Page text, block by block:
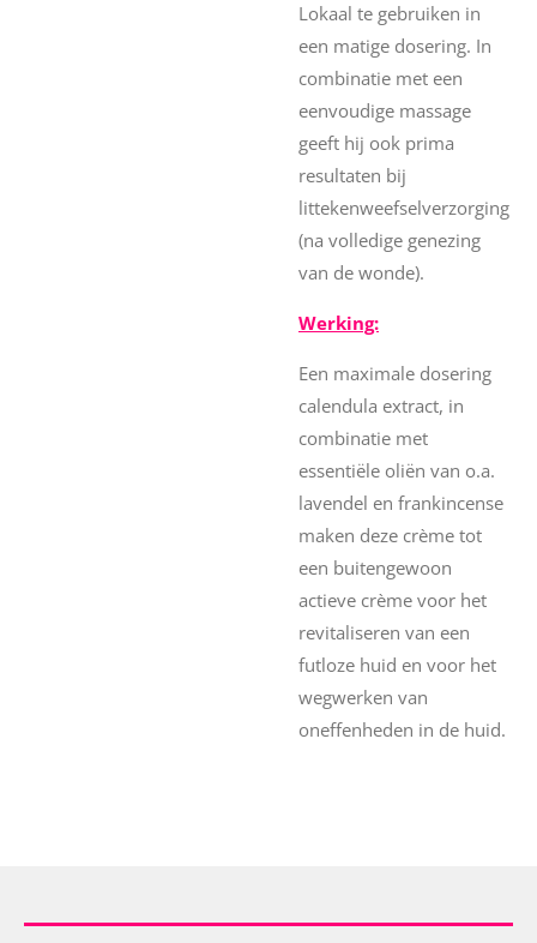
Lokaal te gebruiken in
een matige dosering. In
combinatie met een
eenvoudige massage
geeft hij ook prima
resultaten bij
littekenweefselverzorging
(na volledige genezing
van de wonde).
Werking:
Een maximale dosering
calendula extract, in
combinatie met
essentiële oliën van o.a.
lavendel en frankincense
maken deze crème tot
een buitengewoon
actieve crème voor het
revitaliseren van een
futloze huid en voor het
wegwerken van
oneffenheden in de huid.